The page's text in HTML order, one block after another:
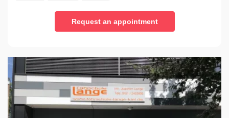
Request an appointment